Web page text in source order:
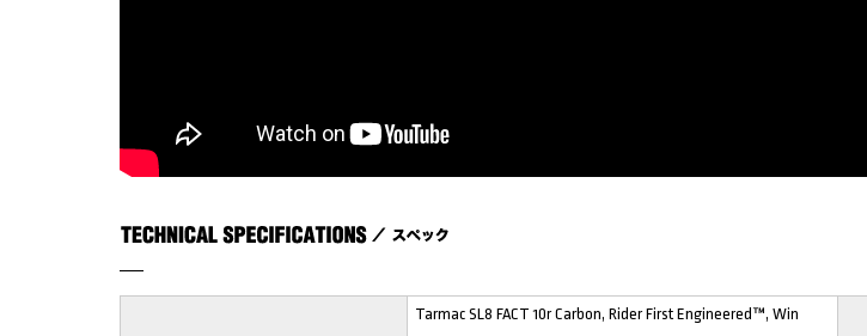
Tarmac SL8 FACT 10r Carbon, Rider First Engineered™, Win